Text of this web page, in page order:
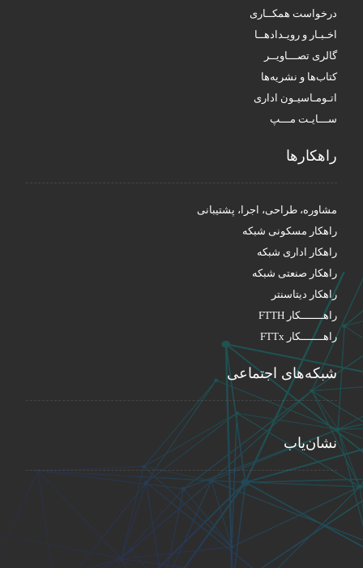
درخواست همکــاری
اخـبـار و رویـدادهــا
گالری تصـــاویــر
کتاب‌ها و نشریه‌ها
اتـومـاسیـون اداری
ســـایـت مـــپ
راهکار‌ها
مشاوره، طراحی، اجرا، پشتیبانی
راهکار مسکونی شبکه
راهکار اداری شبکه
راهکار صنعتی شبکه
راهکار دیتاسنتر
راهـــــــکار FTTH
راهـــــــکار FTTx
شبکه‌های اجتماعی
نشان‌یاب